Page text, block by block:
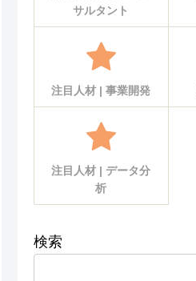
サルタント
注目人材 | 事業開発
注目人材 | データ分
析
検索